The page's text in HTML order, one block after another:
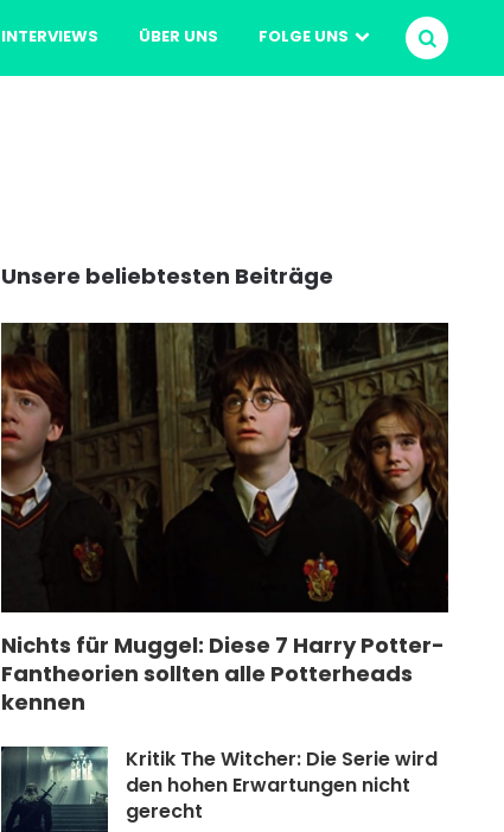
INTERVIEWS ÜBER UNS
FOLGE UNS
SUCHEN
Unsere beliebtesten Beiträge
Nichts für Muggel: Diese 7 Harry Potter-
Fantheorien sollten alle Potterheads
kennen
Kritik The Witcher: Die Serie wird
den hohen Erwartungen nicht
gerecht